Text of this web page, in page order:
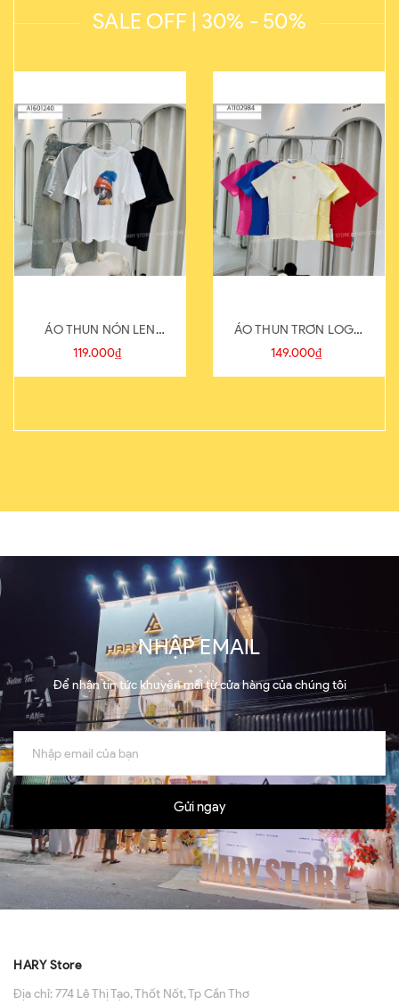
SALE OFF | 30% - 50%
ÁO THUN NÓN LEN
821-1
119.000₫
ÁO THUN TRƠN LOGO
SAU
149.000₫
NHẬP EMAIL
Để nhận tin tức khuyến mãi từ cửa hàng của chúng tôi
Gửi ngay
HARY Store
Địa chỉ:774 Lê Thị Tạo, Thốt Nốt, Tp Cần Thơ